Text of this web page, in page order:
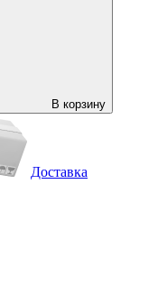
В корзину
Доставка